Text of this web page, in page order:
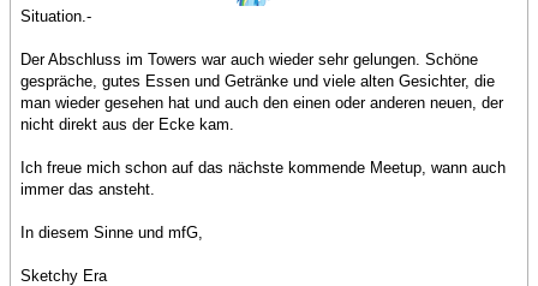
Situation.-
Der Abschluss im Towers war auch wieder sehr gelungen. Schöne
gespräche, gutes Essen und Getränke und viele alten Gesichter, die
man wieder gesehen hat und auch den einen oder anderen neuen, der
nicht direkt aus der Ecke kam.
Ich freue mich schon auf das nächste kommende Meetup, wann auch
immer das ansteht.
In diesem Sinne und mfG,
Sketchy Era